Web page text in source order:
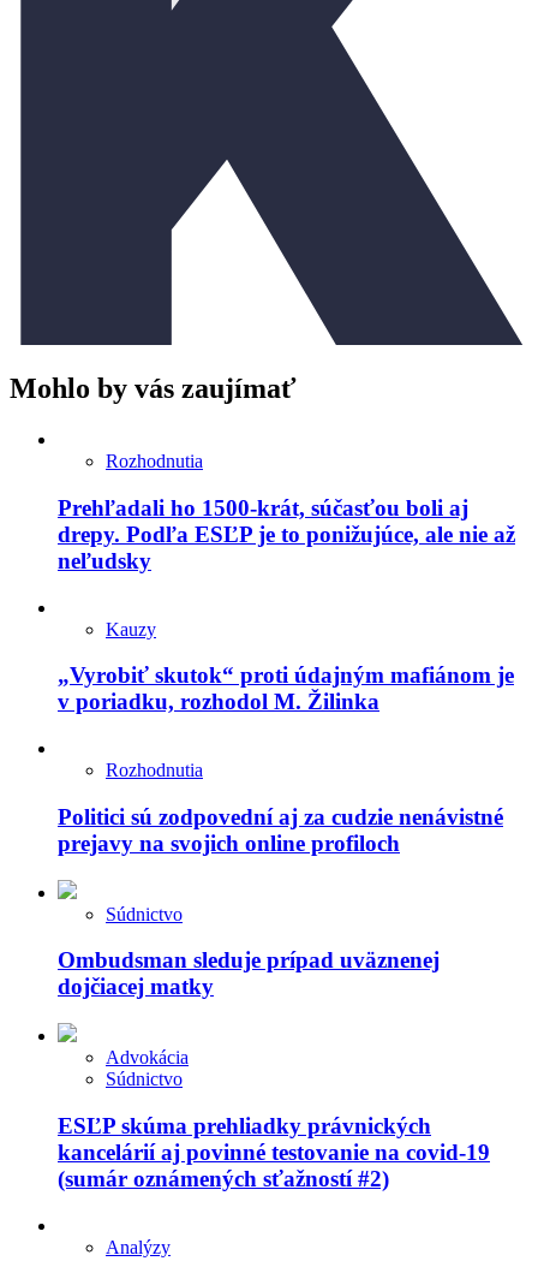
Mohlo by vás zaujímať
Rozhodnutia
Prehľadali ho 1500-krát, súčasťou boli aj
drepy. Podľa ESĽP je to ponižujúce, ale nie až
neľudsky
Kauzy
„Vyrobiť skutok“ proti údajným mafiánom je
v poriadku, rozhodol M. Žilinka
Rozhodnutia
Politici sú zodpovední aj za cudzie nenávistné
prejavy na svojich online profiloch
Súdnictvo
Ombudsman sleduje prípad uväznenej
dojčiacej matky
Advokácia
Súdnictvo
ESĽP skúma prehliadky právnických
kancelárií aj povinné testovanie na covid-19
(sumár oznámených sťažností #2)
Analýzy